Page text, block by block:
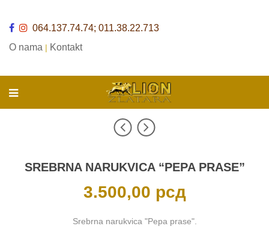
064.137.74.74; 011.38.22.713
O nama | Kontakt
SREBRNA NARUKVICA “PEPA PRASE”
3.500,00 рсд
Srebrna narukvica "Pepa prase".